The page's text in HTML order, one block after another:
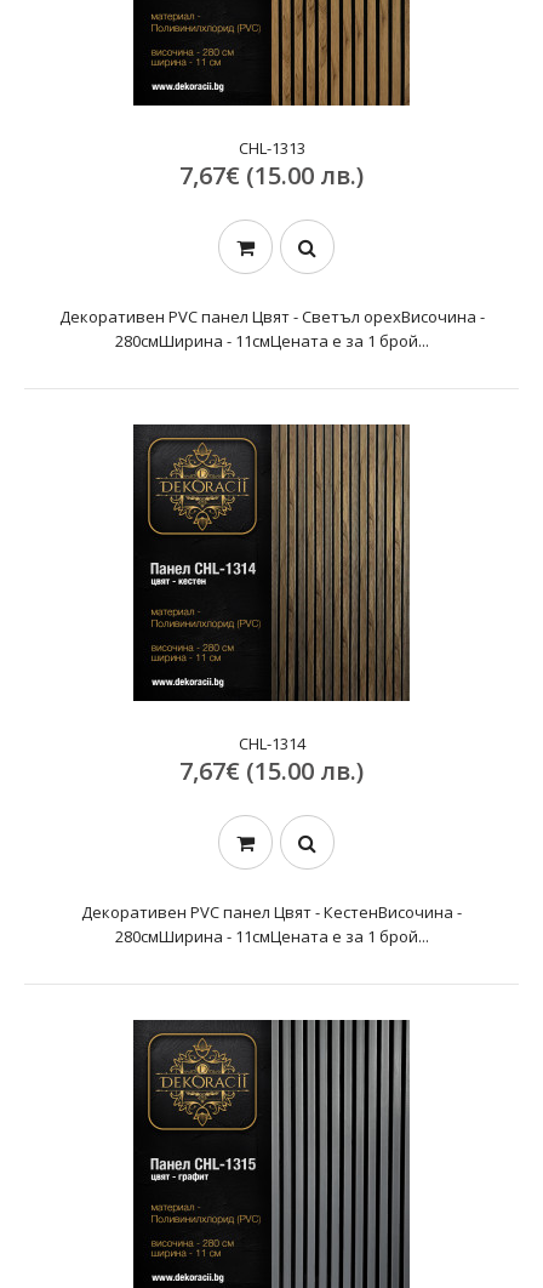
CHL-1313
7,67€ (15.00 лв.)
Декоративен PVC панел Цвят - Светъл орехВисочина -
280смШирина - 11смЦената е за 1 брой...
CHL-1314
7,67€ (15.00 лв.)
Декоративен PVC панел Цвят - КестенВисочина -
280смШирина - 11смЦената е за 1 брой...